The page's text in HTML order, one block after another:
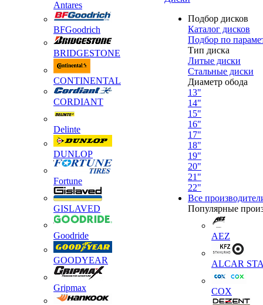
Antares
BFGoodrich
BRIDGESTONE
CONTINENTAL
CORDIANT
Delinte
DUNLOP
Fortune
GISLAVED
Goodride
GOODYEAR
Gripmax
Подбор дисков
Каталог дисков
Подбор по
Тип диска
Литые диски
Стальные диски
Диаметр обода
13"
14"
15"
16"
17"
18"
19"
20"
21"
22"
Все
Популярные
AEZ
ALCAR
COX